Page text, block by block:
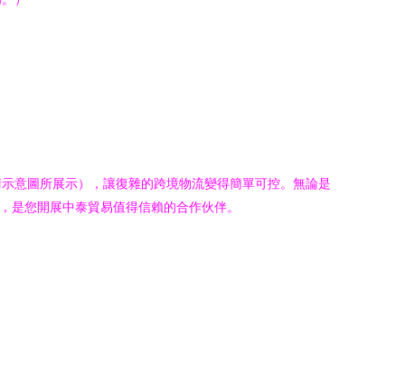
意圖所展示），讓復雜的跨境物流變得簡單可控。無論是
您開展中泰貿易值得信賴的合作伙伴。